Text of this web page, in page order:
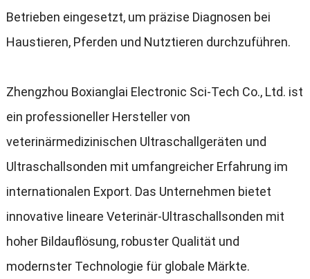
Betrieben eingesetzt, um präzise Diagnosen bei
Haustieren, Pferden und Nutztieren durchzuführen.
Zhengzhou Boxianglai Electronic Sci-Tech Co., Ltd. ist
ein professioneller Hersteller von
veterinärmedizinischen Ultraschallgeräten und
Ultraschallsonden mit umfangreicher Erfahrung im
internationalen Export. Das Unternehmen bietet
innovative lineare Veterinär-Ultraschallsonden mit
hoher Bildauflösung, robuster Qualität und
modernster Technologie für globale Märkte.